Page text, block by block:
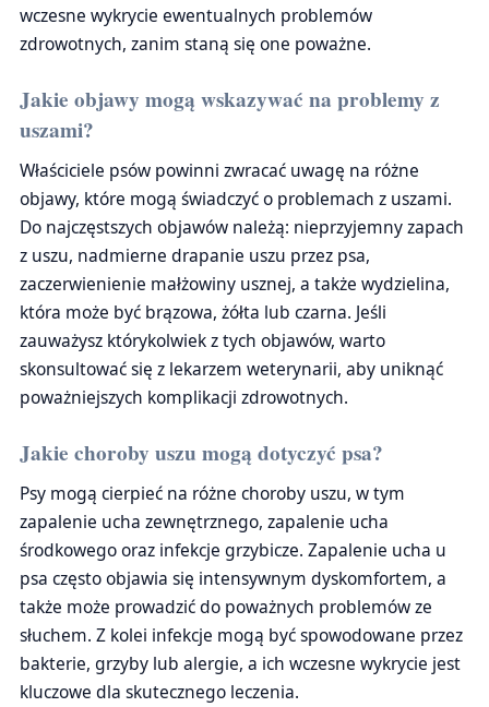
wczesne wykrycie ewentualnych problemów
zdrowotnych, zanim staną się one poważne.
Jakie objawy mogą wskazywać na problemy z
uszami?
Właściciele psów powinni zwracać uwagę na różne
objawy, które mogą świadczyć o problemach z uszami.
Do najczęstszych objawów należą: nieprzyjemny zapach
z uszu, nadmierne drapanie uszu przez psa,
zaczerwienienie małżowiny usznej, a także wydzielina,
która może być brązowa, żółta lub czarna. Jeśli
zauważysz którykolwiek z tych objawów, warto
skonsultować się z lekarzem weterynarii, aby uniknąć
poważniejszych komplikacji zdrowotnych.
Jakie choroby uszu mogą dotyczyć psa?
Psy mogą cierpieć na różne choroby uszu, w tym
zapalenie ucha zewnętrznego, zapalenie ucha
środkowego oraz infekcje grzybicze. Zapalenie ucha u
psa często objawia się intensywnym dyskomfortem, a
także może prowadzić do poważnych problemów ze
słuchem. Z kolei infekcje mogą być spowodowane przez
bakterie, grzyby lub alergie, a ich wczesne wykrycie jest
kluczowe dla skutecznego leczenia.